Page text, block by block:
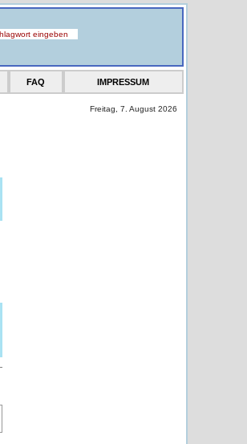
FAQ IMPRESSUM
Freitag, 7. August 2026